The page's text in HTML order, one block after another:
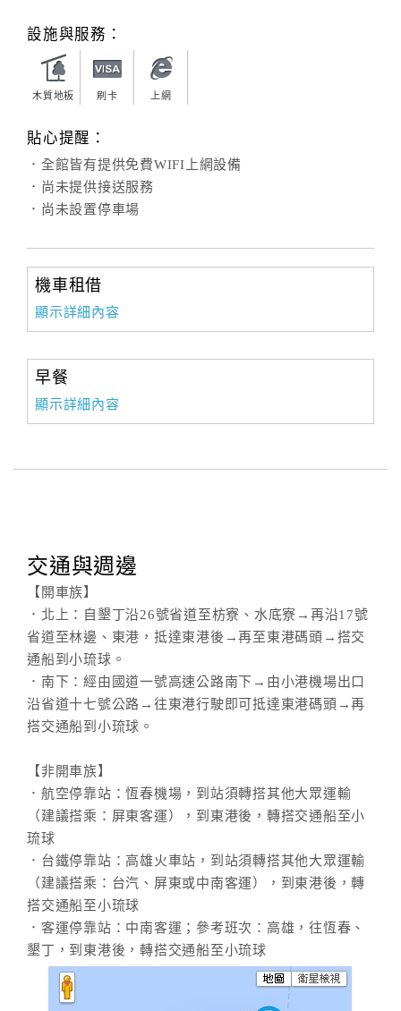
設施與服務：
木質地板 刷卡 上網
貼心提醒：
．全館皆有提供免費WIFI上網設備
．尚未提供接送服務
．尚未設置停車場
機車租借
顯示詳細內容
早餐
顯示詳細內容
交通與週邊
【開車族】
．北上：自墾丁沿26號省道至枋寮、水底寮→再沿17號
省道至林邊、東港，抵達東港後→再至東港碼頭→搭交
通船到小琉球。
．南下：經由國道一號高速公路南下→由小港機場出口
沿省道十七號公路→往東港行駛即可抵達東港碼頭→再
搭交通船到小琉球。
【非開車族】
．航空停靠站：恆春機場，到站須轉搭其他大眾運輸
（建議搭乘：屏東客運），到東港後，轉搭交通船至小
琉球
．台鐵停靠站：高雄火車站，到站須轉搭其他大眾運輸
（建議搭乘：台汽、屏東或中南客運），到東港後，轉
搭交通船至小琉球
．客運停靠站：中南客運；參考班次：高雄，往恆春、
墾丁，到東港後，轉搭交通船至小琉球